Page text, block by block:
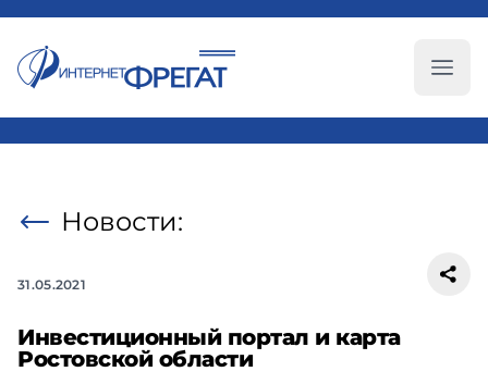
Новости:
31.05.2021
Инвестиционный портал и карта
Ростовской области